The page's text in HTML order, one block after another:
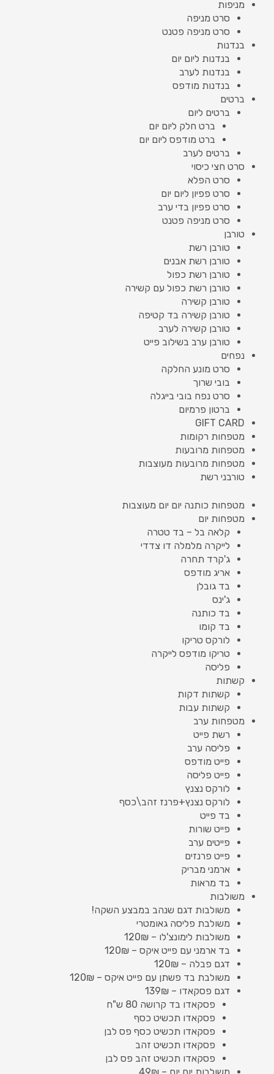
מניפות
סרט מניפה
סרט מניפה פטנט
בנדנות
בנדנות ליום יום
בנדנות לערב
בנדנות מודפס
ברטים
ברטים ליום
ברט חלק ליום יום
ברט מודפס ליום יום
ברטים לערב
סרט חצי כיסוי
סרט הפלא
סרט פפיון ליום יום
סרט פפיון בדי ערב
סרט מניפה פטנט
טורבן
טורבן רשת
טורבן רשת אבנים
טורבן רשת כפול
טורבן רשת כפול עם קשירה
טורבן קשירה
טורבן קשירה בד קטיפה
טורבן קשירה לערב
טורבן ערב בשילוב פייט
נפחים
סרט מונע החלקה
בובי שרוך
סרט נפח בובי בייגלה
ברטון פרמיום
GIFT CARD
מטפחות רקומות
מטפחות מרובעות
מטפחות מרובעות מעוצבות
טורבני רשת
מטפחות כותנה יום יום מעוצבות
מטפחות יום
קלאה בל – בד טטרה
לייקרה מלמלה דו צדדי
ג'קרד תחרה
אריג מודפס
בד גובלן
ג'ינס
בד כותנה
בד קומו
לורקס טריקו
טריקו מודפס לייקרה
פליסה
קשתות
קשתות דקות
קשתות עבות
מטפחות ערב
רשת פייט
פליסה ערב
פייט מודפס
פייט פליסה
לורקס נצנץ
לורקס נצנץ+פרנז זהב\כסף
בד פייט
פייט שורות
פייטים ערב
פייט פרנזים
ארמני מבריק
בד מראות
משולבות
משולבות דגם שנהב במבצע השקה!
משולבת פליסה גאומטרי
משולבות לימונצ'לו – 120₪
בד ארמני עם פייט איקס – 120₪
דגם פבלה – 120₪
משולבת בד פשתן עם פייט איקס – 120₪
דגם פסקאדו – 139₪
פסקאדו בד קרושה 80 ש"ח
פסקאדו תכשיט כסף
פסקאדו תכשיט כסף פס לבן
פסקאדו תכשיט זהב
פסקאדו תכשיט זהב פס לבן